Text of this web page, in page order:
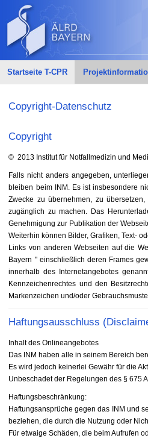
Startseite T-CPR
Copyright-Datenschutz
Copyright
© 2013 Institut für Notfallmedizin und
Falls nicht anders angegeben,
bleiben beim INM. Es ist insbesondere
Zwecke zu übernehmen, zu
zugänglich zu machen. Das
Genehmigung zur Publikation der
Weiterhin können Bilder, Grafiken, Text-
Links von anderen Webseiten auf die
Bayern " einschließlich deren Frames
innerhalb des Internetangebotes
Kennzeichenrechtes und den
Markenzeichen und/oder
Haftungsausschluss
Inhalt des Onlineangebotes
Das INM haben alle in seinem Bereich
Es wird jedoch keinerlei Gewähr für die
Unbeschadet der Regelungen des § 675
Haftungsbeschränkung:
Haftungsansprüche gegen das INM und
beziehen, die durch die Nutzung oder
Für etwaige Schäden, die beim Aufrufen